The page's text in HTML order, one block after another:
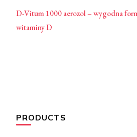
D-Vitum 1000 aerozol – wygodna
witaminy D
PRODUCTS